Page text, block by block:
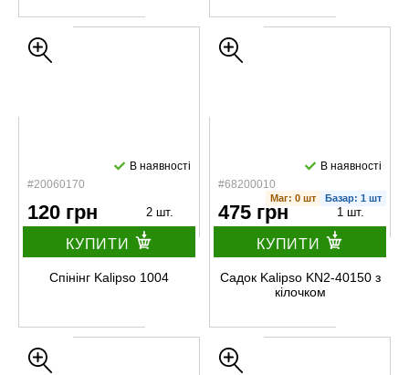
#20060170
В наявності
120 грн 2 шт.
КУПИТИ
Спінінг Kalipso 1004
#68200010
В наявності
Маг: 0 шт Базар: 1 шт
475 грн 1 шт.
КУПИТИ
Садок Kalipso KN2-40150 з
кілочком